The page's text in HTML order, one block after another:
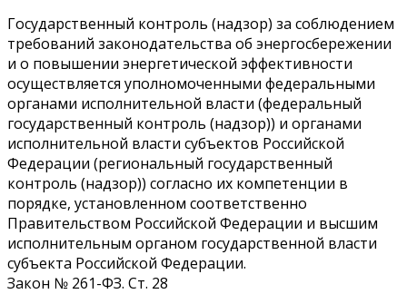
Государственный контроль (надзор) за соблюдением
требований законодательства об энергосбережении
и о повышении энергетической эффективности
осуществляется уполномоченными федеральными
органами исполнительной власти (федеральный
государственный контроль (надзор)) и органами
исполнительной власти субъектов Российской
Федерации (региональный государственный
контроль (надзор)) согласно их компетенции в
порядке, установленном соответственно
Правительством Российской Федерации и высшим
исполнительным органом государственной власти
субъекта Российской Федерации.
Закон № 261-ФЗ. Ст. 28